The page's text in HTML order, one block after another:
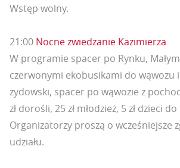
Wstęp wolny.
21:00 Nocne zwiedzanie Kazimierza
W programie spacer po Rynku,
czerwonymi ekobusikami do wąwozu
żydowski, spacer po wąwozie z
zł dorośli, 25 zł młodzież, 5 zł dzieci
Organizatorzy proszą o wcześniejsze
udziału.